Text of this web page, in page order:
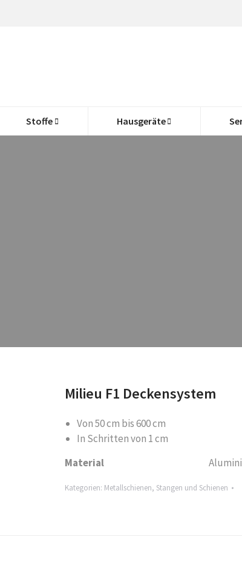
Stoffe Hausgeräte
Milieu F1 Deckensystem
Von 50 cm bis 600 cm
In Schritten von 1 cm
Material
Kategorien: Metallschienen, Stangen und Schienen